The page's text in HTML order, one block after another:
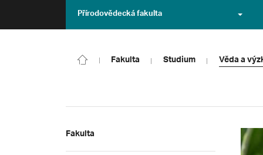
Přírodovědecká fakulta
Fakulta Studium Věda a
Fakulta